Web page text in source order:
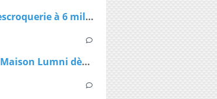
Enquête sur une escroquerie à 6 millions d'euros de masques et de gel
Confinement : La Maison Lumni dès lundi à 9h sur les chaines de France Télévisions